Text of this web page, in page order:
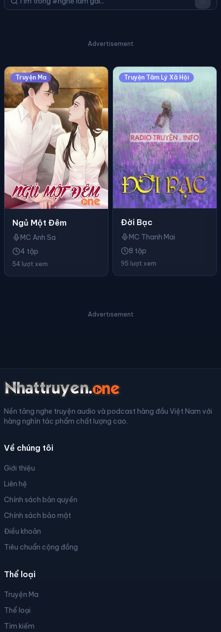
Advertisement
Truyện Ma
Ngủ Một Đêm
MC Anh Sa
4 tập
54 lượt xem
Truyện Tâm Lý Xã Hội
Đời Bạc
MC Thanh Mai
8 tập
95 lượt xem
Advertisement
Nền tảng nghe truyện audio và podcast hàng đầu Việt Nam với
hàng nghìn tác phẩm chất lượng cao.
Về chúng tôi
Giới thiệu
Liên hệ
Chính sách bản quyền
Chính sách bảo mật
Điều khoản
Tiêu chuẩn cộng đồng
Thể loại
Truyện Ma
Thể loại
Tìm kiếm